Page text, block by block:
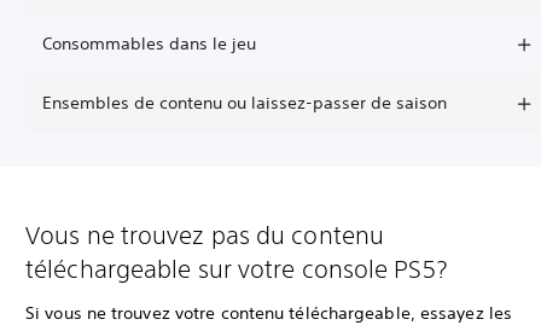
Consommables dans le jeu
Ensembles de contenu ou laissez-passer de saison
Vous ne trouvez pas du contenu
téléchargeable sur votre console PS5?
Si vous ne trouvez votre contenu téléchargeable, essayez les